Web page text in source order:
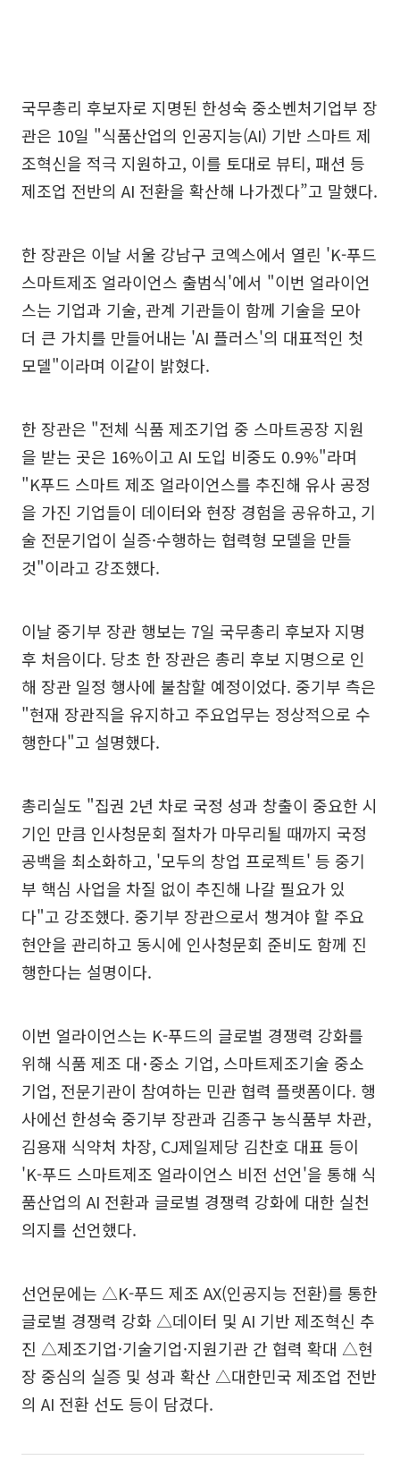
국무총리 후보자로 지명된 한성숙 중소벤처기업부 장
관은 10일 "식품산업의 인공지능(AI) 기반 스마트 제
조혁신을 적극 지원하고, 이를 토대로 뷰티, 패션 등
제조업 전반의 AI 전환을 확산해 나가겠다”고 말했다.
한 장관은 이날 서울 강남구 코엑스에서 열린 'K-푸드
스마트제조 얼라이언스 출범식'에서 "이번 얼라이언
스는 기업과 기술, 관계 기관들이 함께 기술을 모아
더 큰 가치를 만들어내는 'AI 플러스'의 대표적인 첫
모델"이라며 이같이 밝혔다.
한 장관은 "전체 식품 제조기업 중 스마트공장 지원
을 받는 곳은 16%이고 AI 도입 비중도 0.9%"라며
"K푸드 스마트 제조 얼라이언스를 추진해 유사 공정
을 가진 기업들이 데이터와 현장 경험을 공유하고, 기
술 전문기업이 실증·수행하는 협력형 모델을 만들
것"이라고 강조했다.
이날 중기부 장관 행보는 7일 국무총리 후보자 지명
후 처음이다. 당초 한 장관은 총리 후보 지명으로 인
해 장관 일정 행사에 불참할 예정이었다. 중기부 측은
"현재 장관직을 유지하고 주요업무는 정상적으로 수
행한다"고 설명했다.
총리실도 "집권 2년 차로 국정 성과 창출이 중요한 시
기인 만큼 인사청문회 절차가 마무리될 때까지 국정
공백을 최소화하고, '모두의 창업 프로젝트' 등 중기
부 핵심 사업을 차질 없이 추진해 나갈 필요가 있
다"고 강조했다. 중기부 장관으로서 챙겨야 할 주요
현안을 관리하고 동시에 인사청문회 준비도 함께 진
행한다는 설명이다.
이번 얼라이언스는 K-푸드의 글로벌 경쟁력 강화를
위해 식품 제조 대･중소 기업, 스마트제조기술 중소
기업, 전문기관이 참여하는 민관 협력 플랫폼이다. 행
사에선 한성숙 중기부 장관과 김종구 농식품부 차관,
김용재 식약처 차장, CJ제일제당 김찬호 대표 등이
'K-푸드 스마트제조 얼라이언스 비전 선언'을 통해 식
품산업의 AI 전환과 글로벌 경쟁력 강화에 대한 실천
의지를 선언했다.
선언문에는 △K-푸드 제조 AX(인공지능 전환)를 통한
글로벌 경쟁력 강화 △데이터 및 AI 기반 제조혁신 추
진 △제조기업·기술기업·지원기관 간 협력 확대 △현
장 중심의 실증 및 성과 확산 △대한민국 제조업 전반
의 AI 전환 선도 등이 담겼다.